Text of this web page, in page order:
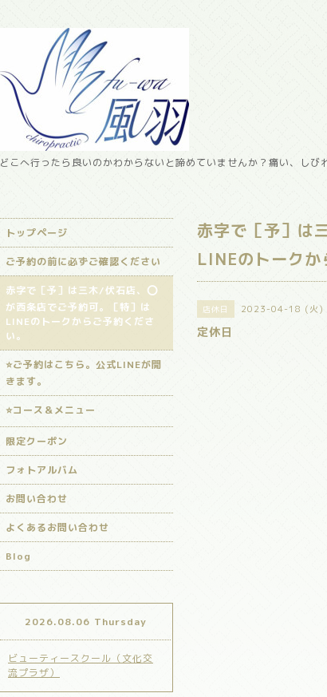
どこへ行ったら良いのかわからないと諦めていませんか？痛い、し
赤字で［予］は
LINEのトークか
店休日 2023-04-18 (火)
定休日
トップページ
ご予約の前に必ずご確認ください
赤字で［予］は三木/伏石店、⭕️
が西条店でご予約可。［特］は
LINEのトークからご予約くださ
い。
⭐️ご予約はこちら。公式LINEが開
きます。
⭐️コース＆メニュー
限定クーポン
フォトアルバム
お問い合わせ
よくあるお問い合わせ
Blog
2026.08.06 Thursday
ビューティースクール（文化交
流プラザ）